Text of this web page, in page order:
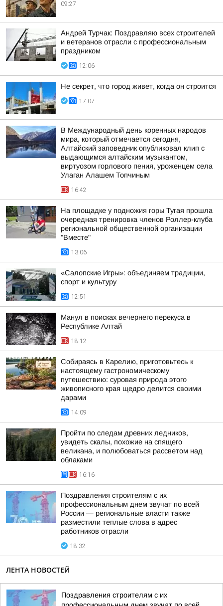
09:27
Андрей Турчак: Поздравляю всех строителей
и ветеранов отрасли с профессиональным
праздником
12:06
Не секрет, что город живет, когда он строится
17:07
В Международный день коренных народов
мира, который отмечается сегодня,
Алтайский заповедник опубликовал клип с
выдающимся алтайским музыкантом,
виртуозом горлового пения, уроженцем села
Улаган Алашем Топчиным
16:42
На площадке у подножия горы Тугая прошла
очередная тренировка членов Роллер-клуба
региональной общественной организации
"Вместе"
13:06
«Салопские Игры»: объединяем традиции,
спорт и культуру
12:51
Манул в поисках вечернего перекуса в
Республике Алтай
18:12
Собираясь в Карелию, приготовьтесь к
настоящему гастрономическому
путешествию: суровая природа этого
живописного края щедро делится своими
дарами
14:09
Пройти по следам древних ледников,
увидеть скалы, похожие на спящего
великана, и полюбоваться рассветом над
облаками
16:16
Поздравления строителям с их
профессиональным днем звучат по всей
России — региональные власти также
разместили теплые слова в адрес
работников отрасли
18:32
ЛЕНТА НОВОСТЕЙ
Поздравления строителям с их